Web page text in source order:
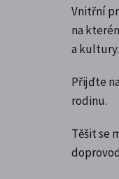
Vnitřní
na
a kultury.
Přijďte
rodinu.
Těšit se